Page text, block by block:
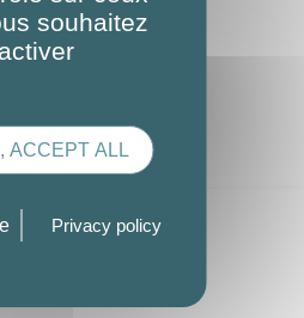
souhaitez
activer
ACCEPT ALL
Privacy policy